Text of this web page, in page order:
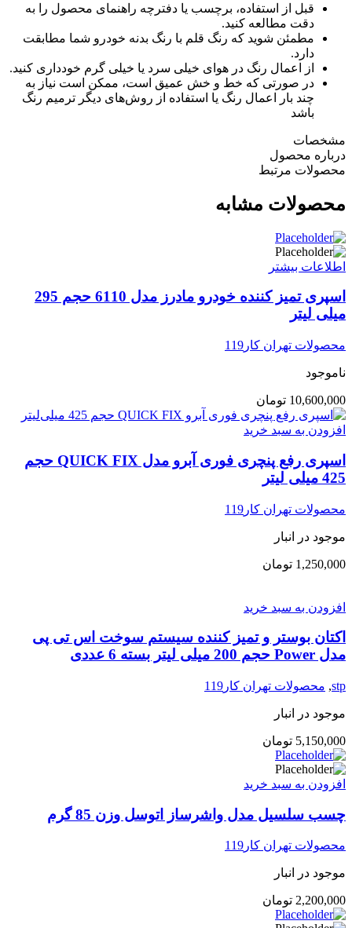
قبل از استفاده، برچسب یا دفترچه راهنمای محصول را به
دقت مطالعه کنید.
مطمئن شوید که رنگ قلم با رنگ بدنه خودرو شما مطابقت
دارد.
از اعمال رنگ در هوای خیلی سرد یا خیلی گرم خودداری کنید.
در صورتی که خط و خش عمیق است، ممکن است نیاز به
چند بار اعمال رنگ یا استفاده از روش‌های دیگر ترمیم رنگ
باشد
مشخصات
درباره محصول
محصولات مرتبط
محصولات مشابه
اطلاعات بیشتر
اسپری تمیز کننده خودرو مادرز مدل 6110 حجم 295
میلی لیتر
محصولات تهران کار119
ناموجود
10,600,000 تومان
افزودن به سبد خرید
اسپری رفع پنچری فوری آبرو مدل QUICK FIX حجم
425 میلی لیتر
محصولات تهران کار119
موجود در انبار
1,250,000 تومان
افزودن به سبد خرید
اکتان بوستر و تمیز کننده سیستم سوخت اس تی پی
مدل Power حجم 200 میلی لیتر بسته 6 عددی
stp
, محصولات تهران کار119
موجود در انبار
5,150,000 تومان
افزودن به سبد خرید
چسب سلسیل مدل واشرساز اتوسل وزن 85 گرم
محصولات تهران کار119
موجود در انبار
2,200,000 تومان